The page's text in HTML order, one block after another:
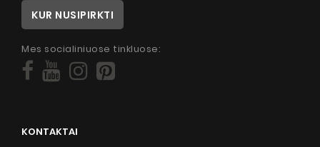
KUR NUSIPIRKTI
Mes socialiniuose tinkluose:
KONTAKTAI